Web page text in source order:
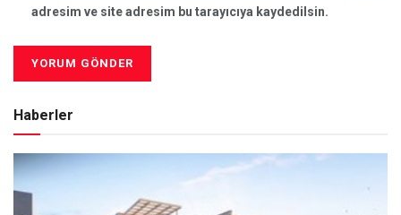
adresim ve site adresim bu tarayıcıya kaydedilsin.
Haberler